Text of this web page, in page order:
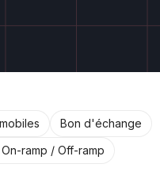
Bon d'échange
ramp / Off-ramp